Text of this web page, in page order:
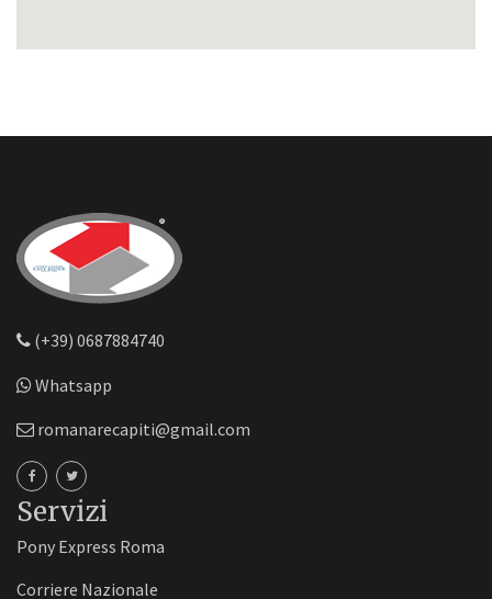
(+39) 0687884740
Whatsapp
romanarecapiti@gmail.com
Servizi
Pony Express Roma
Corriere Nazionale